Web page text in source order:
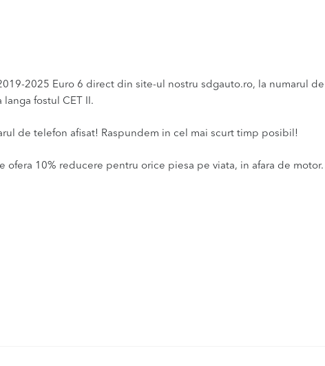
2025 Euro 6 direct din site-ul nostru sdgauto.ro, la numarul
fostul CET II.
de telefon afisat! Raspundem in cel mai scurt timp posibil!
10% reducere pentru orice piesa pe viata, in afara de motor.